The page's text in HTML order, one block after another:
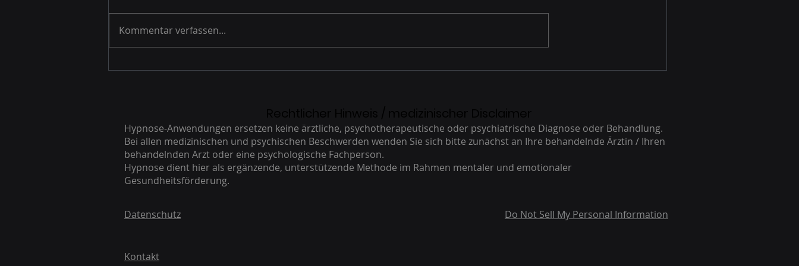
Mentales Coaching Steyr:
ernährungsumstellung
Zahnarztphobie zu kämpfen.
Kommentar verfassen...
Hypnose-Anwendungen ersetzen keine ärztliche, psychotherapeutische oder psychiatrische Diagnose oder Behandlung.
Bei allen medizinischen und psychischen Beschwerden wenden Sie sich bitte zunächst an Ihre behandelnde Ärztin / Ihren
behandelnden Arzt oder eine psychologische Fachperson.
Hypnose dient hier als ergänzende, unterstützende Methode im Rahmen mentaler und emotionaler
Gesundheitsförderung.
Datenschutz Do Not Sell My Personal Information
Kontakt